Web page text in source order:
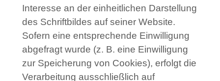
Interesse an der einheitlichen Darstellung
des Schriftbildes auf seiner Website.
Sofern eine entsprechende Einwilligung
abgefragt wurde (z. B. eine Einwilligung
zur Speicherung von Cookies), erfolgt die
Verarbeitung ausschließlich auf